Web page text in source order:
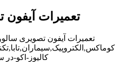
تعمیرات آیفون
تعمیرات آیفون تصویری
کالیوز-اکو-در